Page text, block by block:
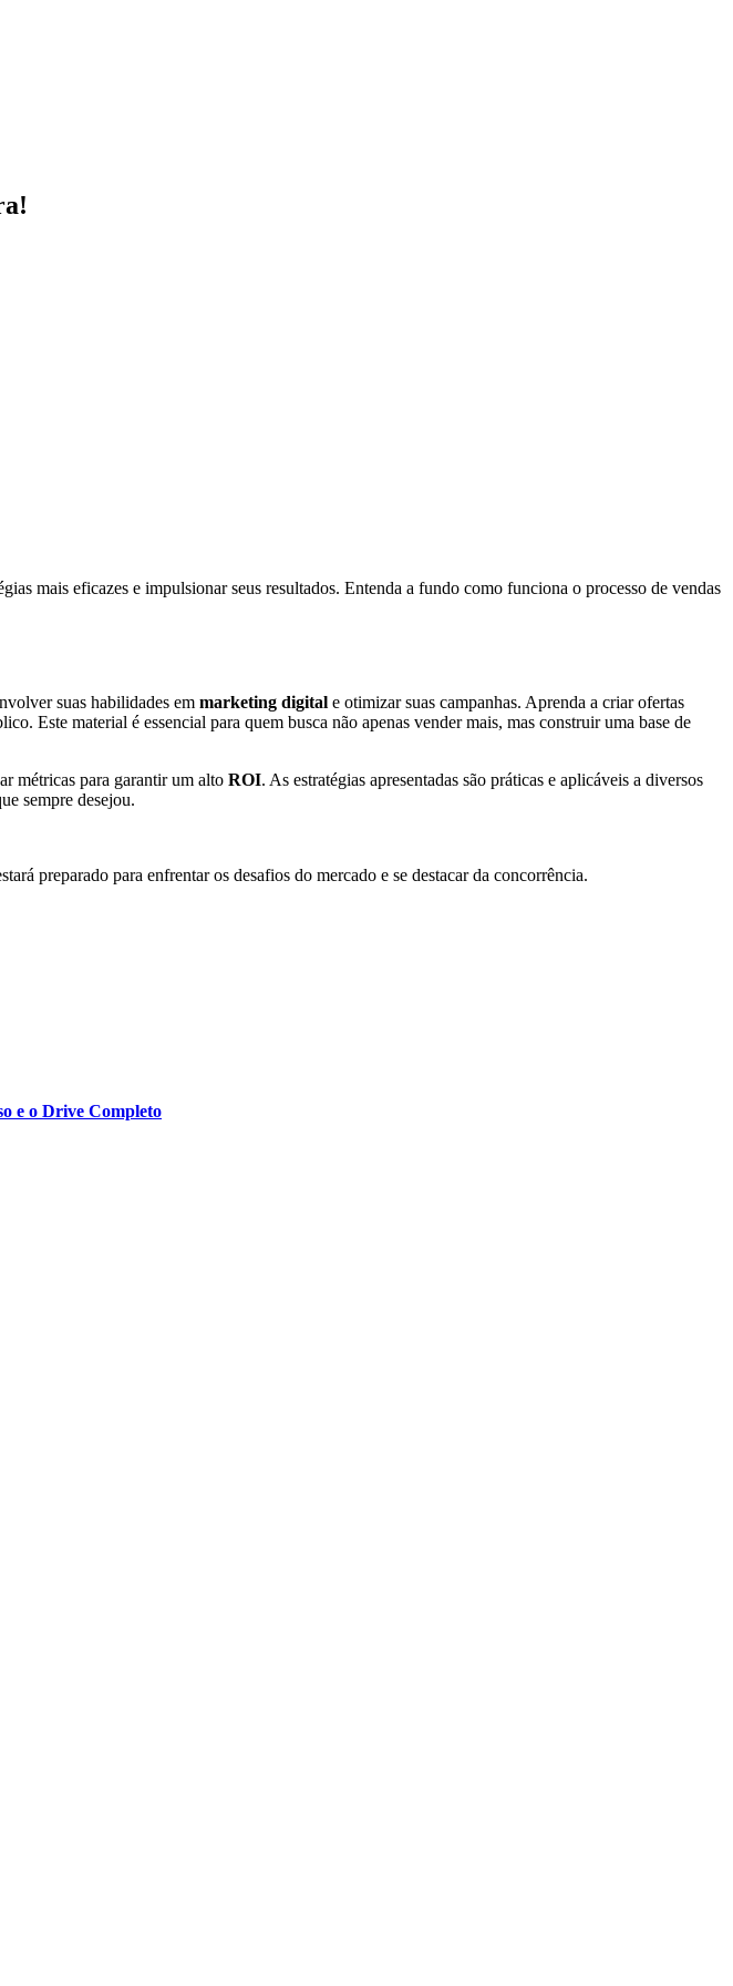
mais eficazes e impulsionar seus resultados. Entenda a fundo como funciona o processo de vendas
suas habilidades em marketing digital e otimizar suas campanhas. Aprenda a criar ofertas
Este material é essencial para quem busca não apenas vender mais, mas construir uma base de
métricas para garantir um alto ROI. As estratégias apresentadas são práticas e aplicáveis a diversos
sempre desejou.
preparado para enfrentar os desafios do mercado e se destacar da concorrência.
e o Drive Completo